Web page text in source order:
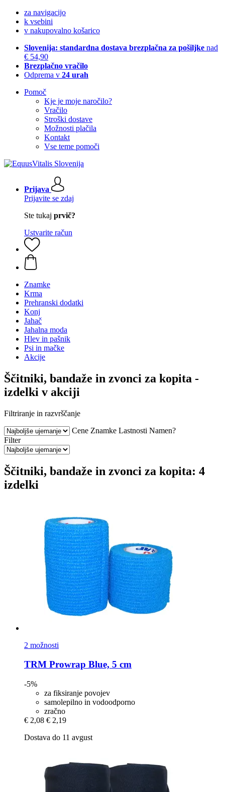
za navigacijo
k vsebini
v nakupovalno košarico
Slovenija: standardna dostava brezplačna za pošiljke nad
€ 54,90
Brezplačno vračilo
Odprema v 24 urah
Pomoč
Kje je moje naročilo?
Vračilo
Stroški dostave
Možnosti plačila
Kontakt
Vse teme pomoči
Prijava
Prijavite se zdaj
Ste tukaj prvič?
Ustvarite račun
Znamke
Krma
Prehranski dodatki
Konj
Jahač
Jahalna moda
Hlev in pašnik
Psi in mačke
Akcije
Ščitniki, bandaže in zvonci za kopita -
izdelki v akciji
Filtriranje in razvrščanje
Cene Znamke Lastnosti Namen?
Filter
Ščitniki, bandaže in zvonci za kopita: 4
izdelki
2 možnosti
TRM Prowrap Blue, 5 cm
-5%
za fiksiranje povojev
samolepilno in vodoodporno
zračno
€ 2,08 € 2,19
Dostava do 11 avgust